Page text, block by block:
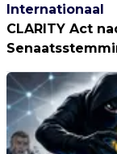
Internationaal
CLARITY Act